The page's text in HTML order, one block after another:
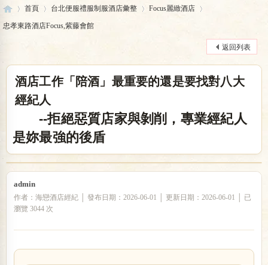
首頁 台北便服禮服制服酒店彙整 Focus麗緻酒店
忠孝東路酒店Focus,紫藤會館
返回列表
酒店工作「陪酒」最重要的還是要找對八大
經紀人
--拒絕惡質店家與剝削，專業經紀人
是妳最強的後盾
admin
作者：海戀酒店經紀 │ 發布日期：2026-06-01 │ 更新日期：2026-06-01 │ 已
瀏覽 3044 次